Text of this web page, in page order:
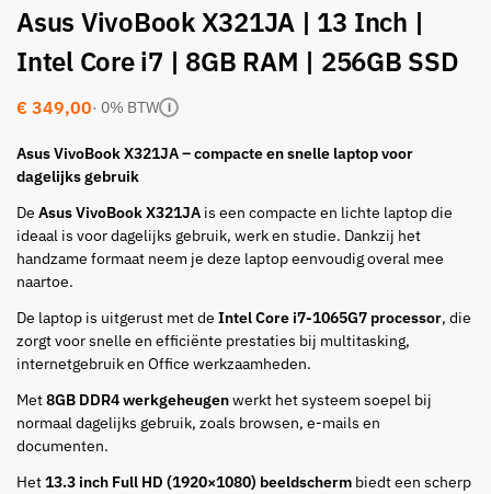
Asus VivoBook X321JA | 13 Inch |
Intel Core i7 | 8GB RAM | 256GB SSD
€ 349,00· 0% BTW i
Asus VivoBook X321JA – compacte en snelle laptop voor
dagelijks gebruik
De Asus VivoBook X321JA is een compacte en lichte laptop die
ideaal is voor dagelijks gebruik, werk en studie. Dankzij het
handzame formaat neem je deze laptop eenvoudig overal mee
naartoe.
De laptop is uitgerust met de Intel Core i7-1065G7 processor, die
zorgt voor snelle en efficiënte prestaties bij multitasking,
internetgebruik en Office werkzaamheden.
Met8GB DDR4 werkgeheugenwerkt het systeem soepel bij
normaal dagelijks gebruik, zoals browsen, e-mails en
documenten.
Het13.3 inch Full HD (1920×1080) beeldscherm biedt een scherp